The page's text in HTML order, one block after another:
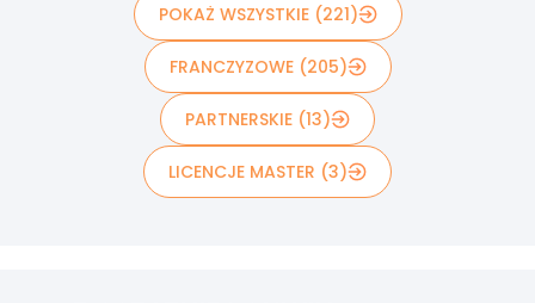
POKAŻ WSZYSTKIE (221)
FRANCZYZOWE (205)
PARTNERSKIE (13)
LICENCJE MASTER (3)